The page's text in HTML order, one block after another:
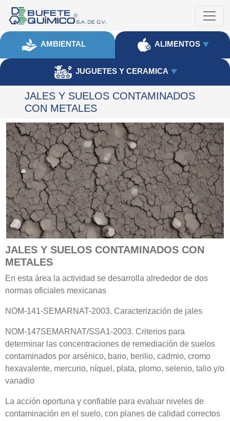
AMBIENTAL ALIMENTOS
JUGUETES Y CERAMICA
JALES Y SUELOS CONTAMINADOS
CON METALES
JALES Y SUELOS CONTAMINADOS CON
METALES
En esta área la actividad se desarrolla alrededor de dos
normas oficiales mexicanas
NOM-141-SEMARNAT-2003. Caracterización de jales
NOM-147SEMARNAT/SSA1-2003. Criterios para
determinar las concentraciones de remediación de suelos
contaminados por arsénico, bario, berilio, cadmio, cromo
hexavalente, mercurio, níquel, plata, plomo, selenio, talio y/o
vanadio
La acción oportuna y confiable para evaluar niveles de
contaminación en el suelo, con planes de calidad correctos